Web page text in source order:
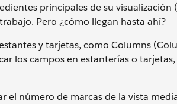
principales de su
Pero ¿cómo llegan hasta ahí?
y tarjetas, como Columns
los campos en estanterías o
el número de marcas de la vista